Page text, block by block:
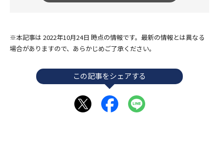
※本記事は 2022年10月24日 時点の情報です。最新の情報とは異なる
場合がありますので、あらかじめご了承ください。
この記事をシェアする